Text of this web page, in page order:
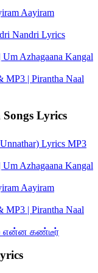
Aayiram
Nandri Lyrics
Azhagaana Kangal
| Pirantha Naal
Lyrics
Lyrics MP3
Azhagaana Kangal
Aayiram
| Pirantha Naal
என்ன கண்டீர்